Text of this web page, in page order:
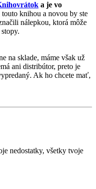
a je vo
knihou a novou by ste
nálepkou, ktorá môže
na sklade, máme však už
ani distribútor, preto je
Ak ho chcete mať,
nedostatky, všetky tvoje